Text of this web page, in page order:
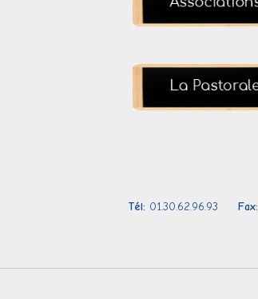
Tél: 01.30.62.96.93Fax: